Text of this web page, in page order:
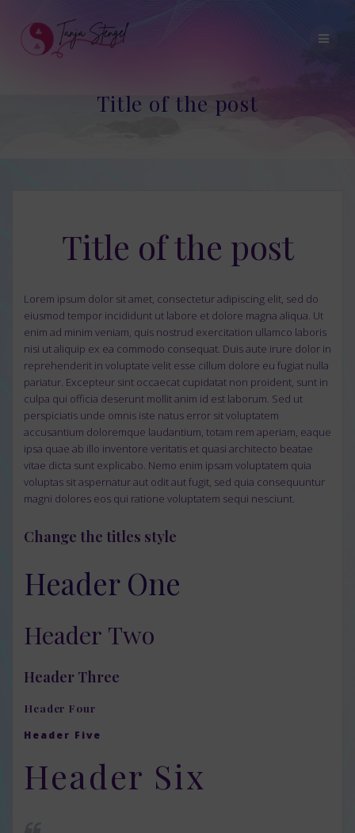
Title of the post
Title of the post
Lorem ipsum dolor sit amet, consectetur adipiscing elit, sed do
eiusmod tempor incididunt ut labore et dolore magna aliqua. Ut
enim ad minim veniam, quis nostrud exercitation ullamco laboris
nisi ut aliquip ex ea commodo consequat. Duis aute irure dolor in
reprehenderit in voluptate velit esse cillum dolore eu fugiat nulla
pariatur. Excepteur sint occaecat cupidatat non proident, sunt in
culpa qui officia deserunt mollit anim id est laborum. Sed ut
perspiciatis unde omnis iste natus error sit voluptatem
accusantium doloremque laudantium, totam rem aperiam, eaque
ipsa quae ab illo inventore veritatis et quasi architecto beatae
vitae dicta sunt explicabo. Nemo enim ipsam voluptatem quia
voluptas sit aspernatur aut odit aut fugit, sed quia consequuntur
magni dolores eos qui ratione voluptatem sequi nesciunt.
Change the titles style
Header One
Header Two
Header Three
Header Four
Header Five
Header Six